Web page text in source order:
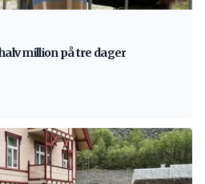
million på tre dager